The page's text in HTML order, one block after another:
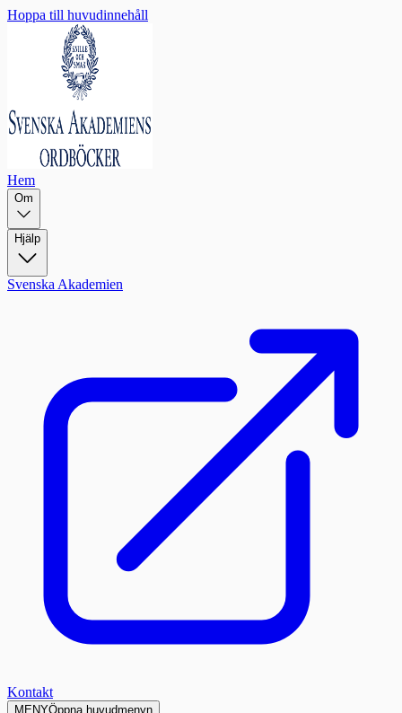
Hoppa till huvudinnehåll
Hem
Om
Hjälp
Svenska Akademien
Kontakt
MENYÖppna huvudmenyn